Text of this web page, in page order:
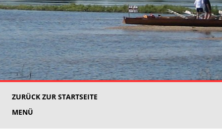
ZURÜCK ZUR STARTSEITE
MENÜ